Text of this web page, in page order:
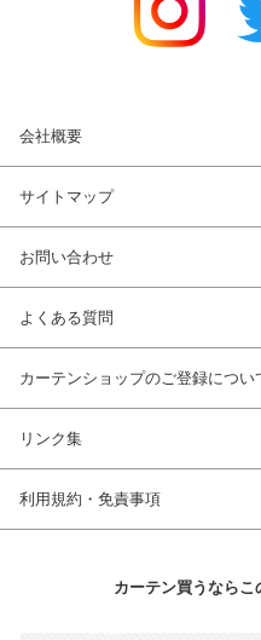
会社概要
サイトマップ
お問い合わせ
よくある質問
カーテンショップのご登録につい
リンク集
利用規約・免責事項
カーテン買うなら